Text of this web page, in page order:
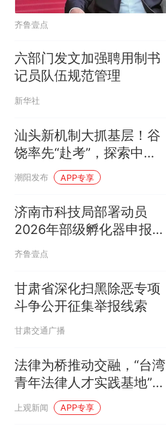
齐鲁壹点
六部门发文加强聘用制书
记员队伍规范管理
新华社
汕头新机制大抓基层！谷
饶率先“赴考”，探索中心
镇向小城市蝶变新路径
潮阳发布 APP专享
济南市科技局部署动员
2026年部级孵化器申报工
作
齐鲁壹点
甘肃省深化扫黑除恶专项
斗争公开征集举报线索
甘肃交通广播
法律为桥推动交融，“台湾
青年法律人才实践基地”举
办结业仪式
上观新闻 APP专享